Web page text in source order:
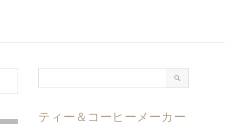
ティー＆コーヒーメーカー